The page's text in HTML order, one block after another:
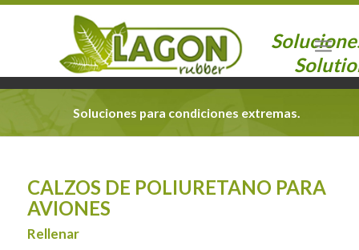
Soluciones para condiciones extremas.
CALZOS DE POLIURETANO PARA
AVIONES
Rellenar